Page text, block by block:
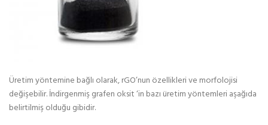
Üretim yöntemine bağlı olarak, rGO’nun özellikleri ve morfolojisi
değişebilir. İndirgenmiş grafen oksit ‘in bazı üretim yöntemleri aşağıda
belirtilmiş olduğu gibidir.